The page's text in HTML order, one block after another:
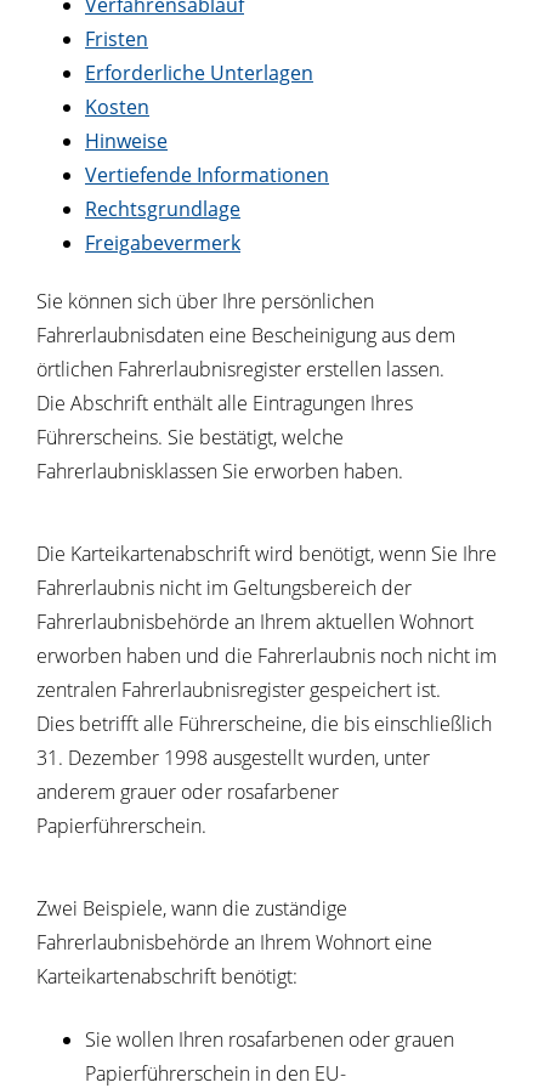
Fristen
Erforderliche Unterlagen
Kosten
Hinweise
Vertiefende Informationen
Rechtsgrundlage
Freigabevermerk
Sie können sich über Ihre persönlichen
Fahrerlaubnisdaten eine Bescheinigung aus dem
örtlichen Fahrerlaubnisregister erstellen lassen.
Die Abschrift enthält alle Eintragungen Ihres
Führerscheins. Sie bestätigt, welche
Fahrerlaubnisklassen Sie erworben haben.
Die Karteikartenabschrift wird benötigt, wenn Sie Ihre
Fahrerlaubnis nicht im Geltungsbereich der
Fahrerlaubnisbehörde an Ihrem aktuellen Wohnort
erworben haben und die Fahrerlaubnis noch nicht im
zentralen Fahrerlaubnisregister gespeichert ist.
Dies betrifft alle Führerscheine, die bis einschließlich
31. Dezember 1998 ausgestellt wurden, unter
anderem grauer oder rosafarbener
Papierführerschein.
Zwei Beispiele, wann die zuständige
Fahrerlaubnisbehörde an Ihrem Wohnort eine
Karteikartenabschrift benötigt:
Sie wollen Ihren rosafarbenen oder grauen
Papierführerschein in den EU-